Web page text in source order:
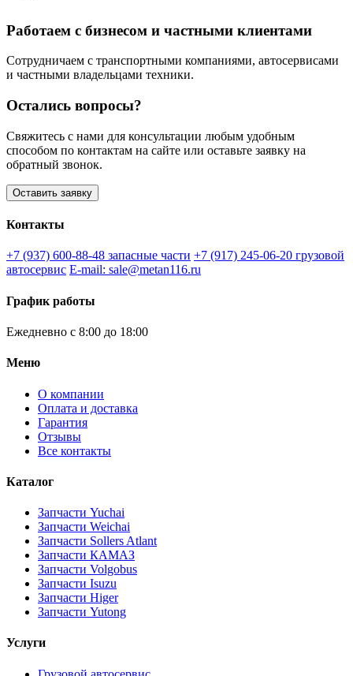
Работаем с бизнесом и частными клиентами
Сотрудничаем с транспортными компаниями, автосервисами
и частными владельцами техники.
Остались вопросы?
Свяжитесь с нами для консультации любым удобным
способом по контактам на сайте или оставьте заявку на
обратный звонок.
Оставить заявку
Контакты
+7 (937) 600-88-48 запасные части +7 (917) 245-06-20 грузовой
автосервис E-mail: sale@metan116.ru
График работы
Ежедневно с 8:00 до 18:00
Меню
О компании
Оплата и доставка
Гарантия
Отзывы
Все контакты
Каталог
Запчасти Yuchai
Запчасти Weichai
Запчасти Sollers Atlant
Запчасти КАМАЗ
Запчасти Volgobus
Запчасти Isuzu
Запчасти Higer
Запчасти Yutong
Услуги